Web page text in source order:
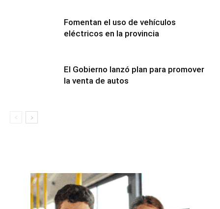
Fomentan el uso de vehículos
eléctricos en la provincia
El Gobierno lanzó plan para promover
la venta de autos